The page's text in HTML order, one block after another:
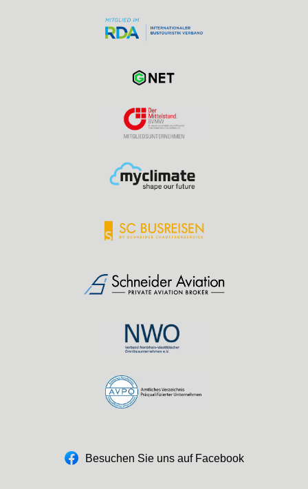
Besuchen Sie uns auf Facebook